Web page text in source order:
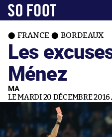
FRANCE BORDEAUX
Les
Ménez
MA
LE MARDI 20 DÉCEMBRE 2016